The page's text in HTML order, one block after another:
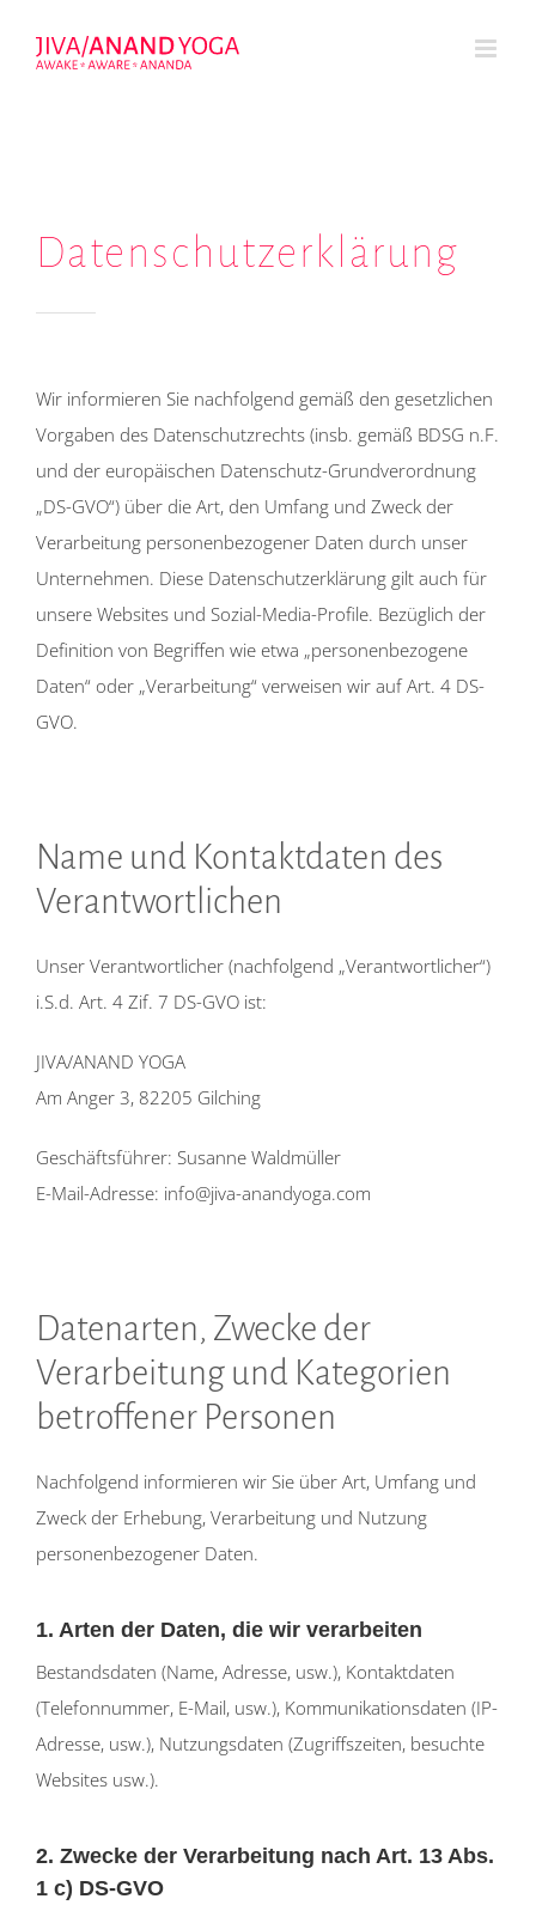
Inhalt
Datenschutzerklärung
Wir informieren Sie nachfolgend gemäß den gesetzlichen
Vorgaben des Datenschutzrechts (insb. gemäß BDSG n.F.
und der europäischen Datenschutz-Grundverordnung
„DS-GVO“) über die Art, den Umfang und Zweck der
Verarbeitung personenbezogener Daten durch unser
Unternehmen. Diese Datenschutzerklärung gilt auch für
unsere Websites und Sozial-Media-Profile. Bezüglich der
Definition von Begriffen wie etwa „personenbezogene
Daten“ oder „Verarbeitung“ verweisen wir auf Art. 4 DS-
GVO.
Name und Kontaktdaten des
Verantwortlichen
Unser Verantwortlicher (nachfolgend „Verantwortlicher“)
i.S.d. Art. 4 Zif. 7 DS-GVO ist:
JIVA/ANAND YOGA
Am Anger 3, 82205 Gilching
Geschäftsführer: Susanne Waldmüller
E-Mail-Adresse: info@jiva-anandyoga.com
Datenarten, Zwecke der
Verarbeitung und Kategorien
betroffener Personen
Nachfolgend informieren wir Sie über Art, Umfang und
Zweck der Erhebung, Verarbeitung und Nutzung
personenbezogener Daten.
1. Arten der Daten, die wir verarbeiten
Bestandsdaten (Name, Adresse, usw.), Kontaktdaten
(Telefonnummer, E-Mail, usw.), Kommunikationsdaten (IP-
Adresse, usw.), Nutzungsdaten (Zugriffszeiten, besuchte
Websites usw.).
2. Zwecke der Verarbeitung nach Art. 13 Abs.
1 c) DS-GVO